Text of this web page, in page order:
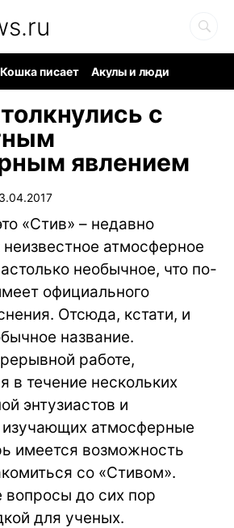
Кошка писает
Акулы и люди
с
явлением
«Стив» – недавно
атмосферное
необычное, что по-
официального
Отсюда, кстати, и
название.
работе,
в течение нескольких
энтузиастов и
изучающих атмосферные
имеется возможность
со «Стивом».
вопросы до сих пор
для ученых.